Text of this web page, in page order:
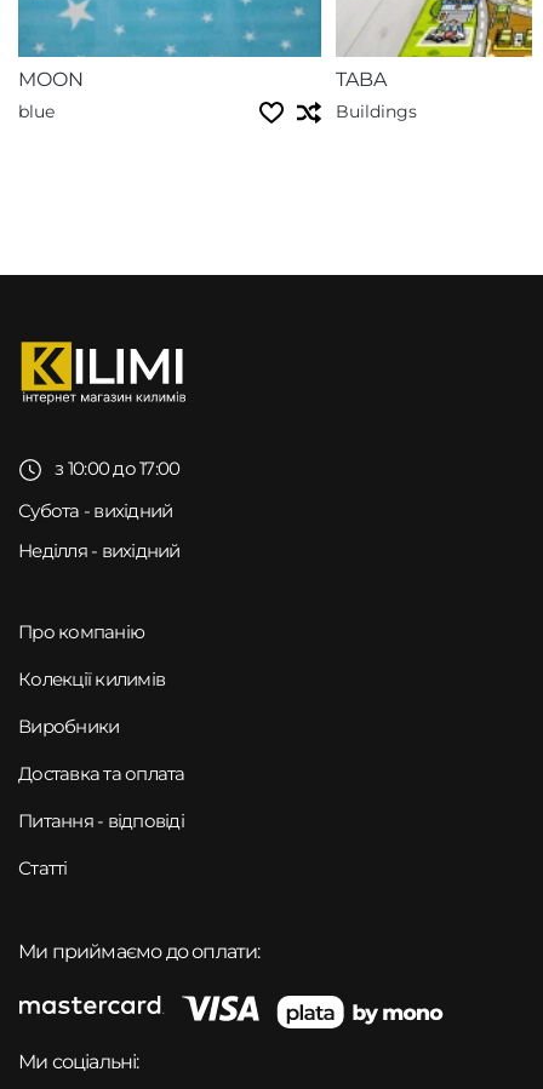
MOON
blue
TABA
Buildings
з 10:00 до 17:00
Субота - вихідний
Неділля - вихідний
Про компанію
Колекції килимів
Виробники
Доставка та оплата
Питання - відповіді
Статті
Ми приймаємо до оплати:
Ми соціальні: